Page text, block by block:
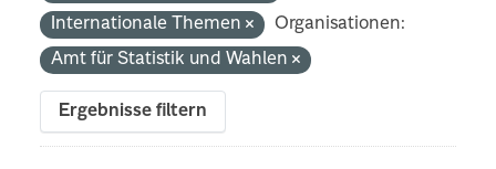
Internationale Themen
Organisationen:
Amt für Statistik und Wahlen
Ergebnisse filtern